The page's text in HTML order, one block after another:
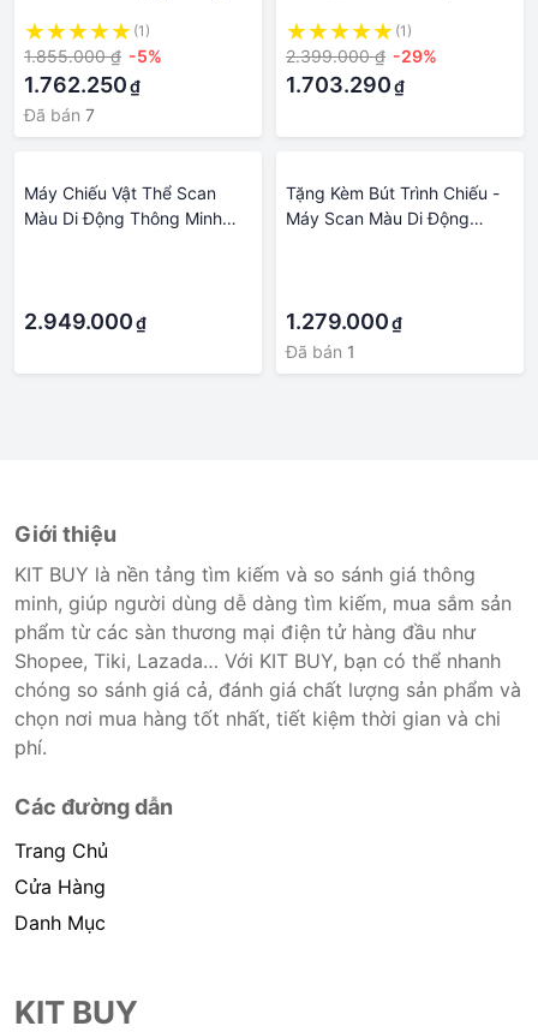
Tài Liệu K1002 - Hàng Nhập
Khẩu
(1)
1.855.000 ₫ -5%
1.762.250₫
Đã bán 7
(1)
2.399.000 ₫ -29%
1.703.290₫
Máy Chiếu Vật Thể Scan
Màu Di Động Thông Minh
2.949.000₫
Tặng Kèm Bút Trình Chiếu -
Máy Scan Màu Di Động
Di Động Quét Tài Liệu Tốc
Độ Cao Cảm Biến 10Mpx
Cực Nét
1.279.000₫
Đã bán 1
Giới thiệu
KIT BUY là nền tảng tìm kiếm và so sánh giá thông
minh, giúp người dùng dễ dàng tìm kiếm, mua sắm sản
phẩm từ các sàn thương mại điện tử hàng đầu như
Shopee, Tiki, Lazada… Với KIT BUY, bạn có thể nhanh
chóng so sánh giá cả, đánh giá chất lượng sản phẩm và
chọn nơi mua hàng tốt nhất, tiết kiệm thời gian và chi
phí.
Các đường dẫn
Trang Chủ
Cửa Hàng
Danh Mục
KIT BUY